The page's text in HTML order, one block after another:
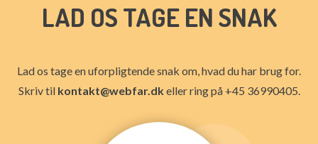
LAD OS TAGE EN SNAK
Lad os tage en uforpligtende snak om, hvad du har brug for.
Skriv til kontakt@webfar.dkeller ring på +45 36990405.